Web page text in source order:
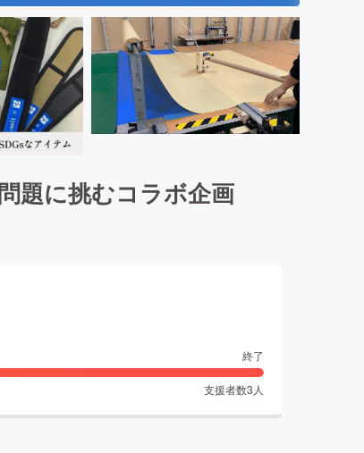
題に挑むコラボ企画
終了
支援者数3 人